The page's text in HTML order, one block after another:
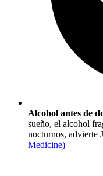
Alcohol antes de
sueño, el alcohol
nocturnos, advierte
Medicine)